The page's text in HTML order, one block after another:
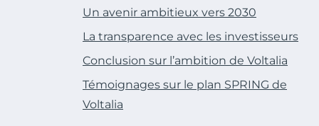
Un avenir ambitieux vers 2030
La transparence avec les investisseurs
Conclusion sur l’ambition de Voltalia
Témoignages sur le plan SPRING de
Voltalia